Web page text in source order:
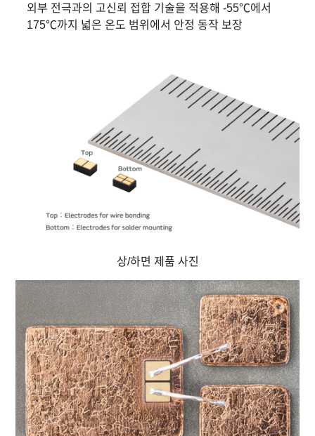
외부 전극과의 고신뢰 접합 기술을 적용해 -55℃에서
175℃까지 넓은 온도 범위에서 안정 동작 보장
상/하면 제품 사진